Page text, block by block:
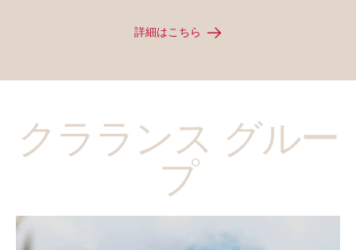
詳細はこちら
クラランス グルー
プ